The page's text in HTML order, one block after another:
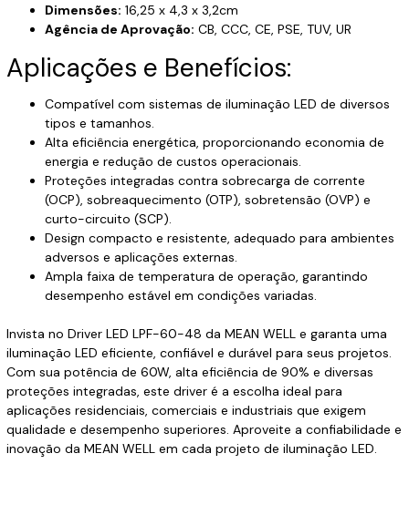
Dimensões: 16,25 x 4,3 x 3,2cm
Agência de Aprovação: CB, CCC, CE, PSE, TUV, UR
Aplicações e Benefícios:
Compatível com sistemas de iluminação LED de diversos
tipos e tamanhos.
Alta eficiência energética, proporcionando economia de
energia e redução de custos operacionais.
Proteções integradas contra sobrecarga de corrente
(OCP), sobreaquecimento (OTP), sobretensão (OVP) e
curto-circuito (SCP).
Design compacto e resistente, adequado para ambientes
adversos e aplicações externas.
Ampla faixa de temperatura de operação, garantindo
desempenho estável em condições variadas.
Invista no Driver LED LPF-60-48 da MEAN WELL e garanta uma
iluminação LED eficiente, confiável e durável para seus projetos.
Com sua potência de 60W, alta eficiência de 90% e diversas
proteções integradas, este driver é a escolha ideal para
aplicações residenciais, comerciais e industriais que exigem
qualidade e desempenho superiores. Aproveite a confiabilidade e
inovação da MEAN WELL em cada projeto de iluminação LED.